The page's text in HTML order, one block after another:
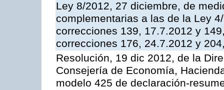
Ley 8/2012, 27 diciembre, de
complementarias a las de la Ley
correcciones 139, 17.7.2012 y
correcciones 176, 24.7.2012 y
Resolución, 19 dic 2012, de la
Consejería de Economía,
modelo 425 de declaración-